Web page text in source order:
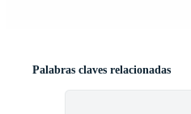
Palabras claves relacionadas